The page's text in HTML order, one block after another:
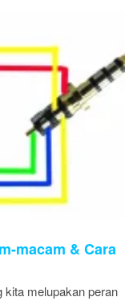
macam & Cara
kita melupakan peran